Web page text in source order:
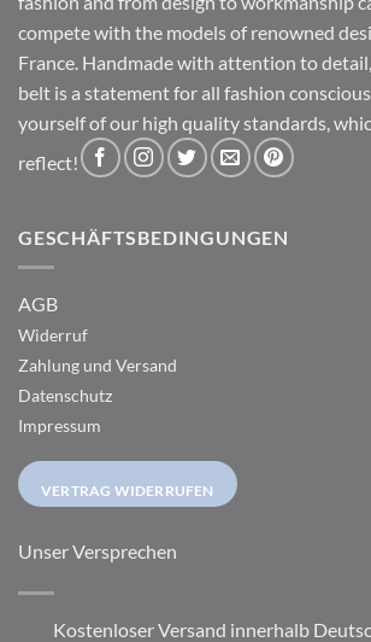
compete with the models of renowned
France. Handmade with attention to
belt is a statement for all fashion
yourself of our high quality standards,
reflect!
GESCHÄFTSBEDINGUNGEN
AGB
Widerruf
Zahlung und Versand
Datenschutz
Impressum
VERTRAG WIDERRUFEN
Unser Versprechen
Kostenloser Versand innerhalb